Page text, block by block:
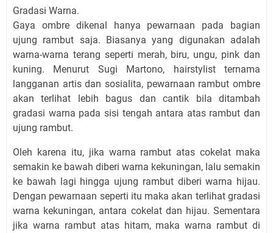
Gradasi Warna.
Gaya ombre dikenal hanya pewarnaan pada bagian
ujung rambut saja. Biasanya yang digunakan adalah
warna-warna terang seperti merah, biru, ungu, pink dan
kuning. Menurut Sugi Martono, hairstylist ternama
langganan artis dan sosialita, pewarnaan rambut ombre
akan terlihat lebih bagus dan cantik bila ditambah
gradasi warna pada sisi tengah antara atas rambut dan
ujung rambut.
Oleh karena itu, jika warna rambut atas cokelat maka
semakin ke bawah diberi warna kekuningan, lalu semakin
ke bawah lagi hingga ujung rambut diberi warna hijau.
Dengan pewarnaan seperti itu maka akan terlihat gradasi
warna kekuningan, antara cokelat dan hijau. Sementara
jika warna rambut atas hitam, maka warna rambut di